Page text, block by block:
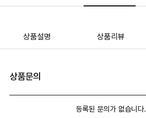
상품설명 상품리뷰
상품문의
등록된 문의가 없습니다.